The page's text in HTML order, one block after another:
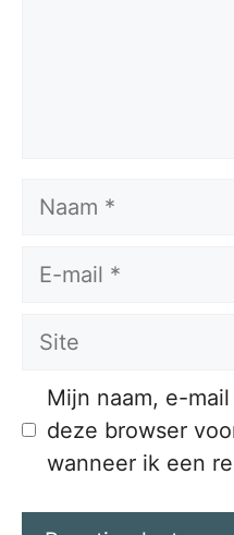
Naam
E-
Site
Mijn naam, e-
deze browser
wanneer ik een